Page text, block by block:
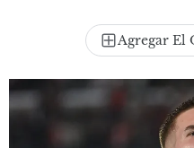
Agregar El